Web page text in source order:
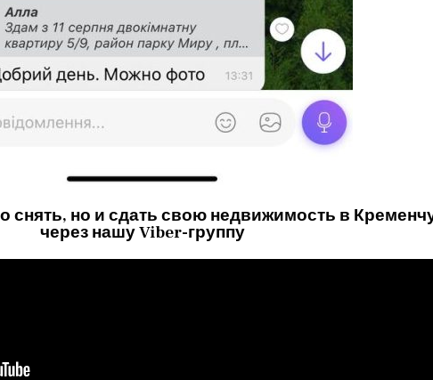
снять, но и сдать свою недвижимость в
через нашу Viber-группу